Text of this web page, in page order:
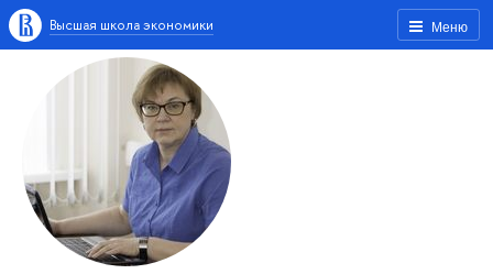
Меню
Высшая школа экономики